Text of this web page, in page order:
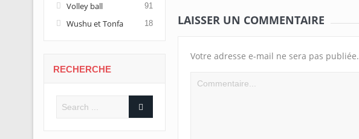
LAISSER UN COMMENTAIRE
Votre adresse e-mail ne sera pas publiée.
Volley ball 91
Wushu et Tonfa 18
RECHERCHE